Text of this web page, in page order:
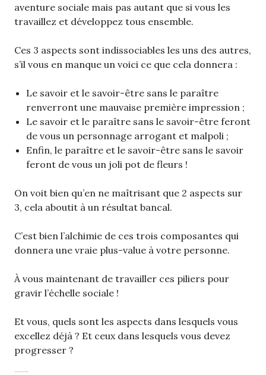
aventure sociale mais pas autant que si vous les
travaillez et développez tous ensemble.
Ces 3 aspects sont indissociables les uns des autres,
s’il vous en manque un voici ce que cela donnera :
Le savoir et le savoir-être sans le paraître
renverront une mauvaise première impression ;
Le savoir et le paraître sans le savoir-être feront
de vous un personnage arrogant et malpoli ;
Enfin, le paraître et le savoir-être sans le savoir
feront de vous un joli pot de fleurs !
On voit bien qu’en ne maîtrisant que 2 aspects sur
3, cela aboutit à un résultat bancal.
C’est bien l’alchimie de ces trois composantes qui
donnera une vraie plus-value à votre personne.
À vous maintenant de travailler ces piliers pour
gravir l’échelle sociale !
Et vous, quels sont les aspects dans lesquels vous
excellez déjà ? Et ceux dans lesquels vous devez
progresser ?